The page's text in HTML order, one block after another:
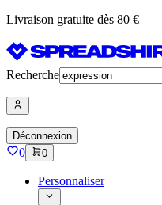
Livraison gratuite dès 80 €
Recherche
Déconnexion
0 0
Personnaliser